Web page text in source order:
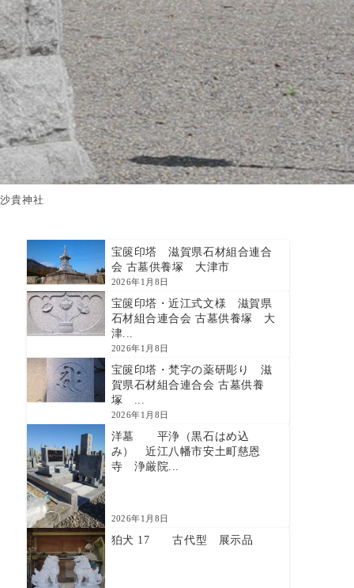
貴神社
宝篋印塔 滋賀県石材組合連合
会 古墓供養塚 大津市
2026年1月8日
宝篋印塔・近江式文様 滋賀県
石材組合連合会 古墓供養塚 大
津...
2026年1月8日
宝篋印塔・梵字の薬研彫り 滋
賀県石材組合連合会 古墓供養
塚 ...
2026年1月8日
洋墓 平浄（黒石はめ込
み） 近江八幡市安土町慈恩
寺 浄厳院...
2026年1月8日
狛犬 17 古代型 展示品